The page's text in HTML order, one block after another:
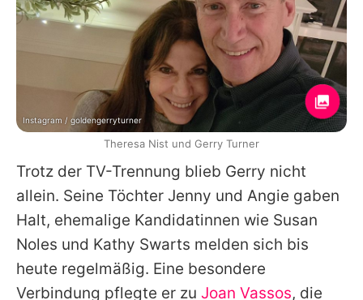
Trotz der TV-Trennung blieb Gerry nicht
allein. Seine Töchter Jenny und Angie gaben
Halt, ehemalige Kandidatinnen wie Susan
Noles und Kathy Swarts melden sich bis
heute regelmäßig. Eine besondere
Verbindung pflegte er zu Joan Vassos, die
Instagram / goldengerryturner
Theresa Nist und Gerry Turner